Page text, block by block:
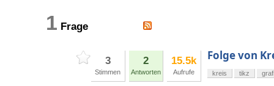
1 Frage
3
Stimmen
2
Antworten
15.5k
Aufrufe
Folge von
kreis tikz